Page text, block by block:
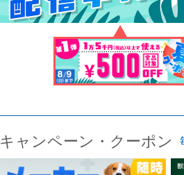
キャンペーン・クーポン